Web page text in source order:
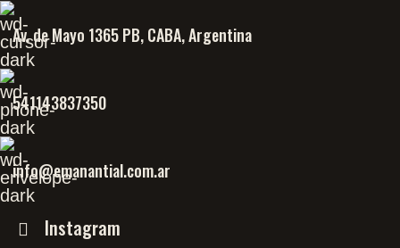
Av. de Mayo 1365 PB, CABA, Argentina
541143837350
info@emanantial.com.ar
Instagram